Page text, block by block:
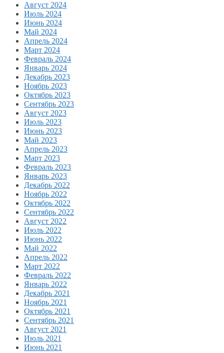
Август 2024
Июль 2024
Июнь 2024
Май 2024
Апрель 2024
Март 2024
Февраль 2024
Январь 2024
Декабрь 2023
Ноябрь 2023
Октябрь 2023
Сентябрь 2023
Август 2023
Июль 2023
Июнь 2023
Май 2023
Апрель 2023
Март 2023
Февраль 2023
Январь 2023
Декабрь 2022
Ноябрь 2022
Октябрь 2022
Сентябрь 2022
Август 2022
Июль 2022
Июнь 2022
Май 2022
Апрель 2022
Март 2022
Февраль 2022
Январь 2022
Декабрь 2021
Ноябрь 2021
Октябрь 2021
Сентябрь 2021
Август 2021
Июль 2021
Июнь 2021